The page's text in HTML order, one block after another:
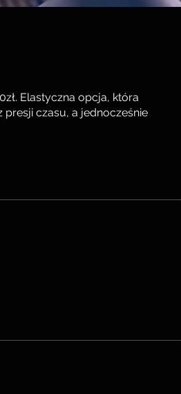
Elastyczna opcja, która
czasu, a jednocześnie